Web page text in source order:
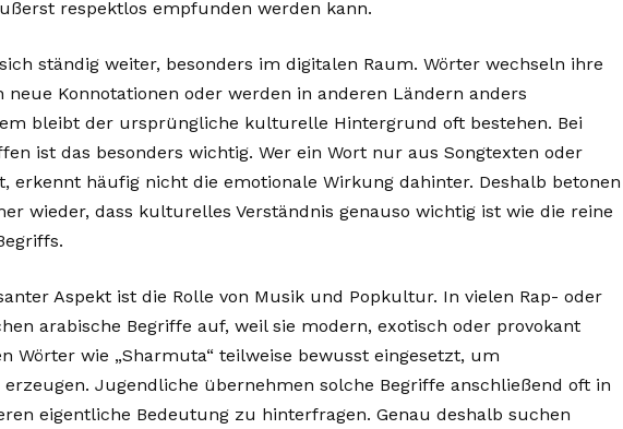
respektlos empfunden werden kann.
ständig weiter, besonders im digitalen Raum. Wörter wechseln ihre
neue Konnotationen oder werden in anderen Ländern anders
bleibt der ursprüngliche kulturelle Hintergrund oft bestehen. Bei
ist das besonders wichtig. Wer ein Wort nur aus Songtexten oder
erkennt häufig nicht die emotionale Wirkung dahinter. Deshalb betonen
wieder, dass kulturelles Verständnis genauso wichtig ist wie die reine
Aspekt ist die Rolle von Musik und Popkultur. In vielen Rap- oder
arabische Begriffe auf, weil sie modern, exotisch oder provokant
Wörter wie „Sharmuta“ teilweise bewusst eingesetzt, um
Jugendliche übernehmen solche Begriffe anschließend oft in
eigentliche Bedeutung zu hinterfragen. Genau deshalb suchen